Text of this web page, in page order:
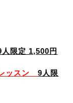
人限定 1,500円
レッスン9人限